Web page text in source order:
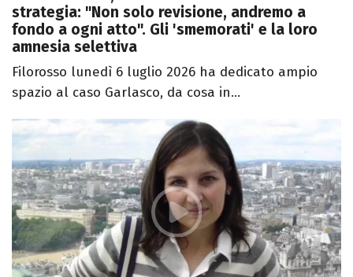
strategia: "Non solo revisione, andremo a
fondo a ogni atto". Gli 'smemorati' e la loro
amnesia selettiva
Filorosso lunedì 6 luglio 2026 ha dedicato ampio
spazio al caso Garlasco, da cosa in...